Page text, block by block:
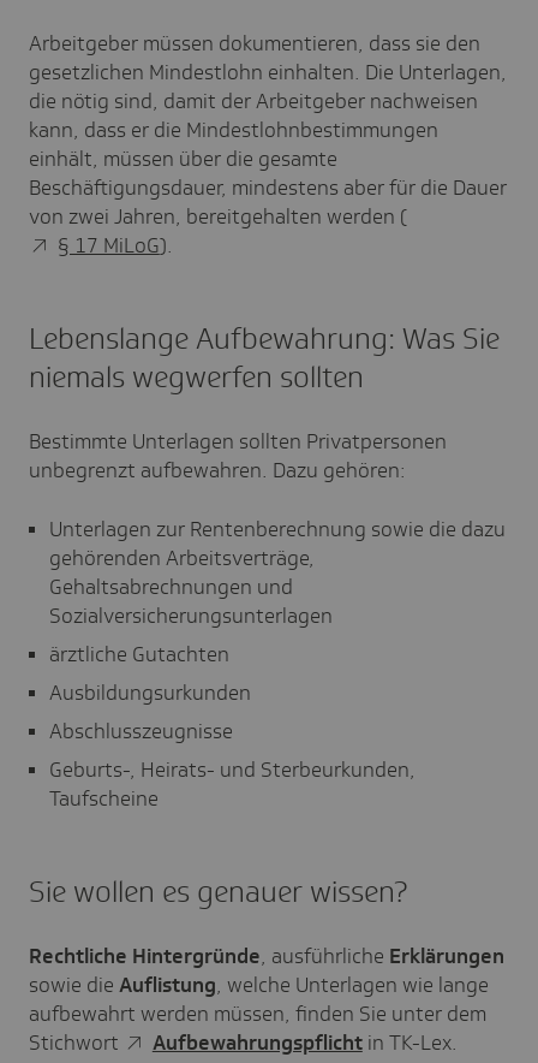
Arbeitgeber müssen dokumentieren, dass sie den
gesetzlichen Mindestlohn einhalten. Die Unterlagen,
die nötig sind, damit der Arbeitgeber nachweisen
kann, dass er die Mindestlohnbestimmungen
einhält, müssen über die gesamte
Beschäftigungsdauer, mindestens aber für die Dauer
von zwei Jahren, bereitgehalten werden (
§ 17 MiLoG).
Lebenslange Aufbewahrung: Was Sie
niemals wegwerfen sollten
Bestimmte Unterlagen sollten Privatpersonen
unbegrenzt aufbewahren. Dazu gehören:
Unterlagen zur Rentenberechnung sowie die dazu
gehörenden Arbeitsverträge,
Gehaltsabrechnungen und
Sozialversicherungsunterlagen
ärztliche Gutachten
Ausbildungsurkunden
Abschlusszeugnisse
Geburts-, Heirats- und Sterbeurkunden,
Taufscheine
Sie wollen es genauer wissen?
Rechtliche Hintergründe, ausführliche Erklärungen
sowie die Auflistung, welche Unterlagen wie lange
aufbewahrt werden müssen, finden Sie unter dem
Stichwort
Aufbewahrungspflicht in TK-Lex.